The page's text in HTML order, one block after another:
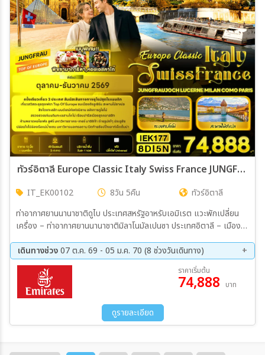
ทัวร์อิตาลี Europe Classic Italy Swiss France JUNGFRAUJOCH LUCERNE MILAN COMO PARIS 8วัน 5คืน (EK)
IT_EK00102 8วัน 5คืน
ทัวร์อิตาลี
ท่าอากาศยานนานาชาติดูไบ ประเทศสหรัฐอาหรับเอมิเรต แวะพักเปลี่ยน
เครื่อง – ท่าอากาศยานนานาชาติมิลาโนมัลเปนซา ประเทศอิตาลี – เมืองมิ
II – เมืองโคโม่ – ชมทะเลสาบโคโม่ – เมืองโลมาซโซ เมืองซุก - Lohri AG
Store – เมืองลูเซิร์น – สิงโตหินแกะสลัก – สะพานไม้ชาเปล เมืองลูเซิร์น
– กรินเดลวัลด์ – สถานีไอเกอร์เกลตเชอร์ – ยอดเขาจุงเฟรา – ปราสาท
น้ำแข็ง – อัลไพน์ เซนเซชัน – สฟิงซ์ฮอลล์ – เมืองดิฌง เมืองดิฌง –
เมืองปารีส – พิพิธภัณฑ์ลูฟร์(ด้านนอก) – ห้างปลอดภาษี Benlux
Louvreduty free – ห้างแกลเลอรี่ ลาฟาแยตต์ – ล่องเรือแม่น้ำแซน
โดย บาโต มูช
เดินทางช่วง07 ต.ค. 69 - 05 ม.ค. 70 (8 ช่วงวันเดินทาง)
07 ต.ค. 69 - 14 ต.ค. 69
16 ต.ค. 69 - 23 ต.ค. 69
21 ต.ค. 69 - 28 ต.ค. 69
12 พ.ย. 69 - 19 พ.ย. 69
26 พ.ย. 69 - 03 ธ.ค. 69
03 ธ.ค. 69 - 10 ธ.ค. 69
29 ธ.ค. 69 - 05 ม.ค. 70
ราคาเริ่มต้น
74,888 บาท
ดูรายละเอียด